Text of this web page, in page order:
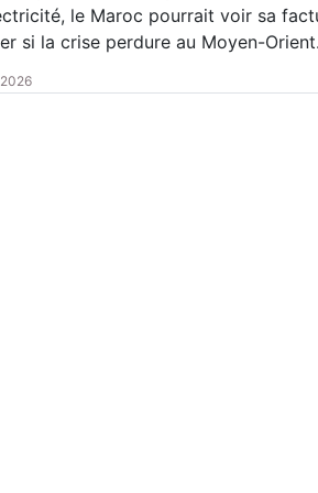
le Maroc pourrait voir sa
si la crise perdure au Moyen-Orient.